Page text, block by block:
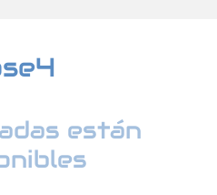
están